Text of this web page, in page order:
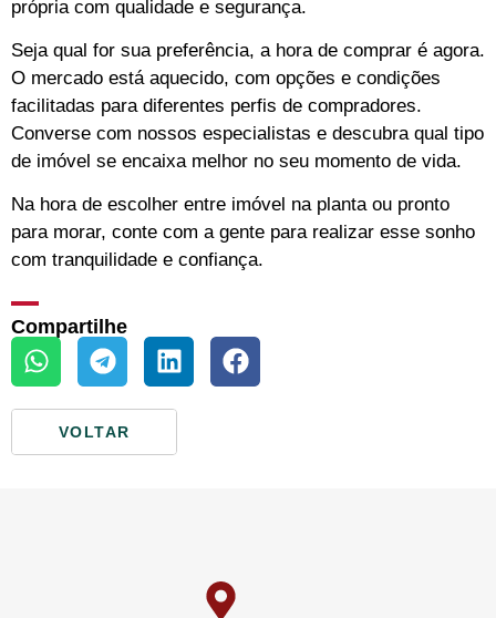
própria com qualidade e segurança.
Seja qual for sua preferência, a hora de comprar é agora.
O mercado está aquecido, com opções e condições
facilitadas para diferentes perfis de compradores.
Converse com nossos especialistas e descubra qual tipo
de imóvel se encaixa melhor no seu momento de vida.
Na hora de escolher entre imóvel na planta ou pronto
para morar, conte com a gente para realizar esse sonho
com tranquilidade e confiança.
Compartilhe
VOLTAR